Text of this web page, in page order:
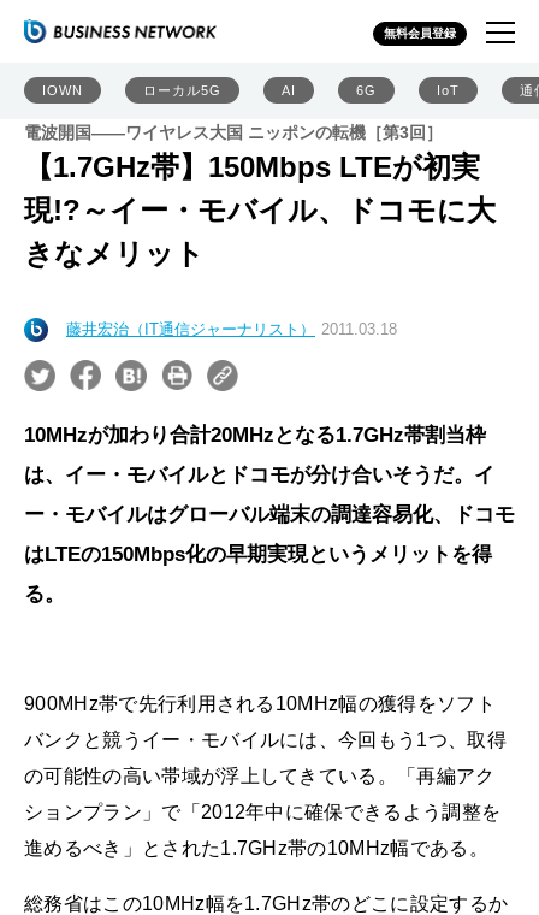
無料会員登録
IOWN ローカル5G AI 6G IoT 通
電波開国――ワイヤレス大国 ニッポンの転機［第3回］
【1.7GHz帯】150Mbps LTEが初実
現!?～イー・モバイル、ドコモに大
きなメリット
藤井宏治（IT通信ジャーナリスト） 2011.03.18
10MHzが加わり合計20MHzとなる1.7GHz帯割当枠
は、イー・モバイルとドコモが分け合いそうだ。イ
ー・モバイルはグローバル端末の調達容易化、ドコモ
はLTEの150Mbps化の早期実現というメリットを得
る。
900MHz帯で先行利用される10MHz幅の獲得をソフト
バンクと競うイー・モバイルには、今回もう1つ、取得
の可能性の高い帯域が浮上してきている。「再編アク
ションプラン」で「2012年中に確保できるよう調整を
進めるべき」とされた1.7GHz帯の10MHz幅である。
総務省はこの10MHz幅を1.7GHz帯のどこに設定するか